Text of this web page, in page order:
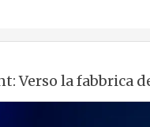
Verso la fabbrica